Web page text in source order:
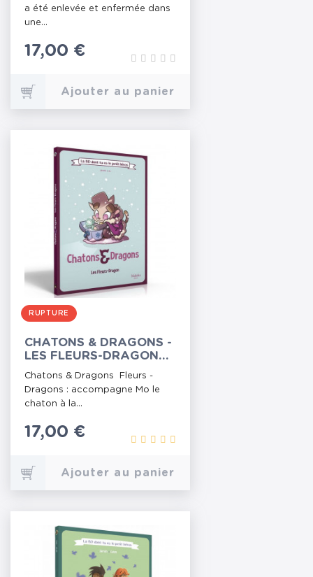
a été enlevée et enfermée dans
une...
Prix
17,00 €
Ajouter au panier
RUPTURE
CHATONS & DRAGONS -
LES FLEURS-DRAGONS -
LA BD DONT TU ES LE
PETIT HÉROS
Chatons & Dragons Fleurs -
Dragons : accompagne Mo le
chaton à la...
Prix
17,00 €
Ajouter au panier